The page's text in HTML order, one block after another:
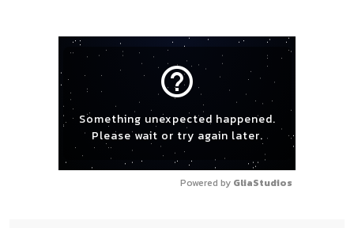
help_outline
Something unexpected happened.
Please wait or try again later.
Powered by GliaStudios